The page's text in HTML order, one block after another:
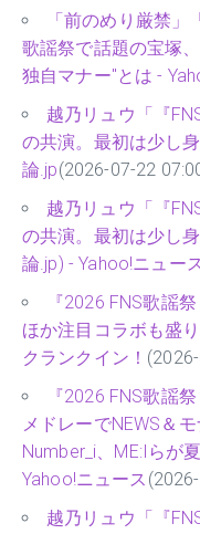
「前のめり厳禁
歌謡祭で話題の宝塚
独自マナー"とは -
越乃リュウ「『
の共演。最初は少し
論.jp(2026-07-22
越乃リュウ「『
の共演。最初は少し
論.jp) - Yahoo!ニュー
『2026 FNS歌謡
ほか注目コラボも盛
クランクイン！
『2026 FNS歌謡
メドレーでNEWS＆
Number_i、ME:Iらが
Yahoo!ニュース
越乃リュウ「『